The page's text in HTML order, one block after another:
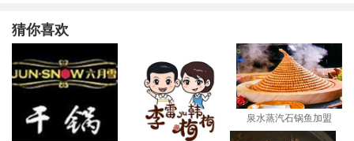
猜你喜欢
泉水蒸汽石锅鱼加盟